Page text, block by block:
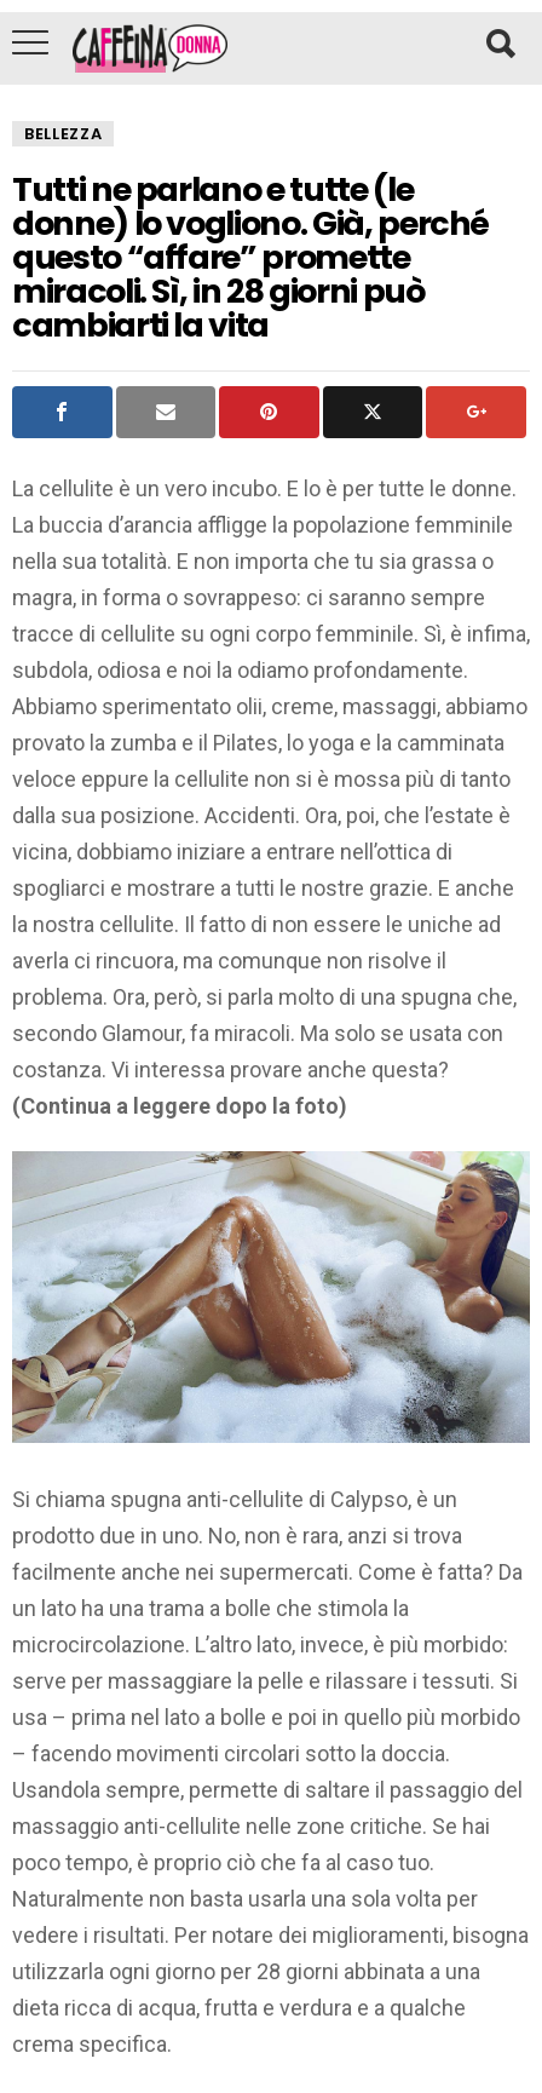
BELLEZZA
Tutti ne parlano e tutte (le
donne) lo vogliono. Già, perché
questo “affare” promette
miracoli. Sì, in 28 giorni può
cambiarti la vita
La cellulite è un vero incubo. E lo è per tutte le donne.
La buccia d’arancia affligge la popolazione femminile
nella sua totalità. E non importa che tu sia grassa o
magra, in forma o sovrappeso: ci saranno sempre
tracce di cellulite su ogni corpo femminile. Sì, è infima,
subdola, odiosa e noi la odiamo profondamente.
Abbiamo sperimentato olii, creme, massaggi, abbiamo
provato la zumba e il Pilates, lo yoga e la camminata
veloce eppure la cellulite non si è mossa più di tanto
dalla sua posizione. Accidenti. Ora, poi, che l’estate è
vicina, dobbiamo iniziare a entrare nell’ottica di
spogliarci e mostrare a tutti le nostre grazie. E anche
la nostra cellulite. Il fatto di non essere le uniche ad
averla ci rincuora, ma comunque non risolve il
problema. Ora, però, si parla molto di una spugna che,
secondo Glamour, fa miracoli. Ma solo se usata con
costanza. Vi interessa provare anche questa?
(Continua a leggere dopo la foto)
Si chiama spugna anti-cellulite di Calypso, è un
prodotto due in uno. No, non è rara, anzi si trova
facilmente anche nei supermercati. Come è fatta? Da
un lato ha una trama a bolle che stimola la
microcircolazione. L’altro lato, invece, è più morbido:
serve per massaggiare la pelle e rilassare i tessuti. Si
usa – prima nel lato a bolle e poi in quello più morbido
– facendo movimenti circolari sotto la doccia.
Usandola sempre, permette di saltare il passaggio del
massaggio anti-cellulite nelle zone critiche. Se hai
poco tempo, è proprio ciò che fa al caso tuo.
Naturalmente non basta usarla una sola volta per
vedere i risultati. Per notare dei miglioramenti, bisogna
utilizzarla ogni giorno per 28 giorni abbinata a una
dieta ricca di acqua, frutta e verdura e a qualche
crema specifica.